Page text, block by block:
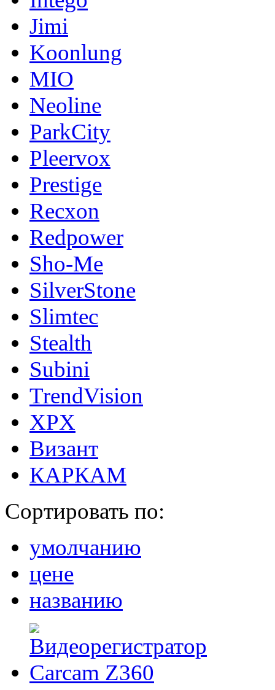
Jimi
Koonlung
MIO
Neoline
ParkCity
Pleervox
Prestige
Recxon
Redpower
Sho-Me
SilverStone
Slimtec
Stealth
Subini
TrendVision
XPX
Визант
КАРКАМ
Сортировать по:
умолчанию
цене
названию